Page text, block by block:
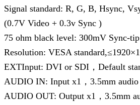
Signal standard: R, G, B, Hsync,
(0.7V Video + 0.3v Sync )
75 ohm black level: 300mV Sync-
Resolution: VESA
EXTInput: DVI or SDI，Default
AUDIO IN: Input x1，3.5mm
AUDIO OUT: Output x1，3.5mm